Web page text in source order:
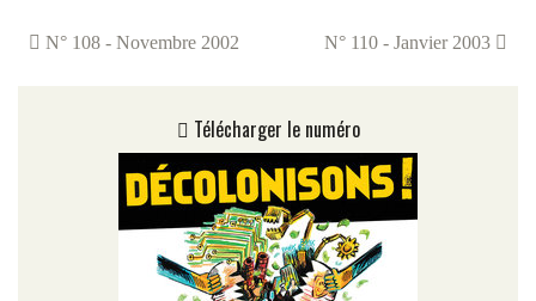
N° 108 - Novembre 2002 N° 110 - Janvier 2003
Télécharger le numéro